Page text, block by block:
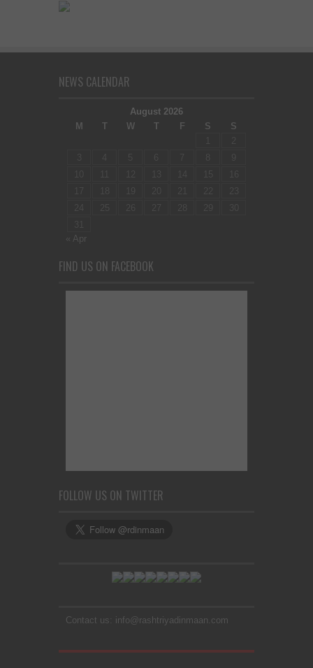
NEWS CALENDAR
August 2026
M
T W T F S
S
1
2
3
5 7 8
10
11 12 13 14 15
16
17
18 19 20 21 22
23
24
25 26 27 28 29
30
31
« Apr
FIND US ON FACEBOOK
FOLLOW US ON TWITTER
Contact us: info@rashtriyadinmaan.com